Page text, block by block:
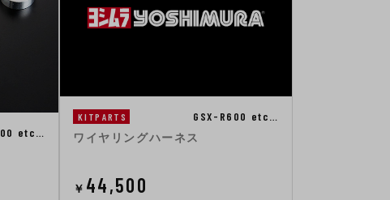
etc…
KITPARTS GSX-R600 etc…
ワイヤリングハーネス
￥ 44,500